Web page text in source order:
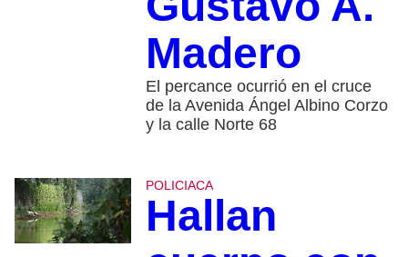
Madero
El percance ocurrió en el cruce
de la Avenida Ángel Albino Corzo
y la calle Norte 68
POLICIACA
Hallan